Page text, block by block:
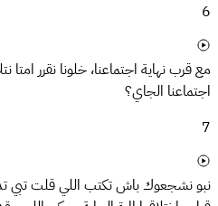
6
مع قرب نهاية اجتماعنا، خلونا نقرر امتا
اجتماعنا الجاي؟
7
نبو نشجعوك باش تكتب اللي قلت تبي